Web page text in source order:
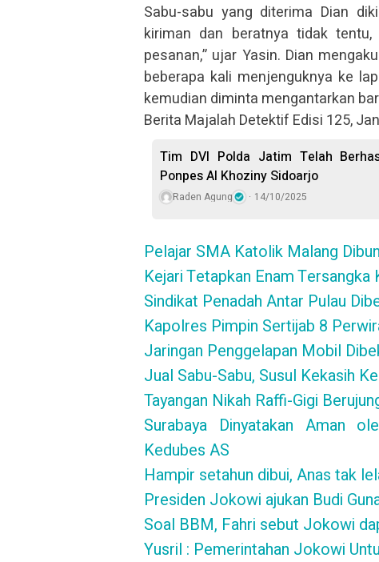
Sabu-sabu yang diterima Dian
kiriman dan beratnya tidak
pesanan,” ujar Yasin. Dian
beberapa kali menjenguknya ke
kemudian diminta mengantarkan
Berita Majalah Detektif Edisi 125,
Tim DVI Polda Jatim Telah
Ponpes Al Khoziny Sidoarjo
Raden Agung 14/10/2025
Pelajar SMA Katolik Malang
Kejari Tetapkan Enam
Sindikat Penadah Antar Pulau
Kapolres Pimpin Sertijab 8
Jaringan Penggelapan Mobil
Jual Sabu-Sabu, Susul Kekasih
Tayangan Nikah Raffi-Gigi
Surabaya Dinyatakan Aman
Kedubes AS
Hampir setahun dibui, Anas tak
Presiden Jokowi ajukan Budi
Soal BBM, Fahri sebut Jokowi
Yusril : Pemerintahan Jokowi